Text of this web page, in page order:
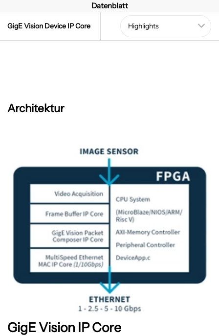
Datenblatt
GigE Vision Device IP Core
Architektur
GigE Vision IP Core